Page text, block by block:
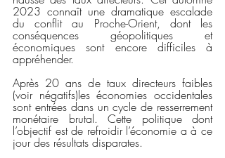
2023 connaît une dramatique escalade
du conflit au Proche-Orient, dont les
conséquences géopolitiques et
économiques sont encore difficiles à
appréhender.
Après 20 ans de taux directeurs faibles
(voir négatifs)les économies occidentales
sont entrées dans un cycle de resserrement
monétaire brutal. Cette politique dont
l’objectif est de refroidir l’économie a à ce
jour des résultats disparates.